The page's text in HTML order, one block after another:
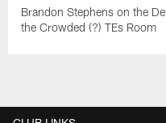
Brandon Stephens on the
the Crowded (?) TEs Room